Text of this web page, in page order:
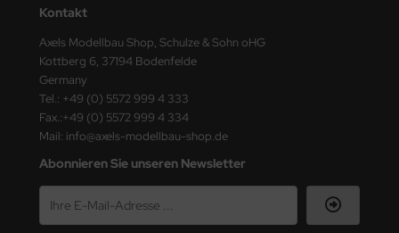
Kontakt
Axels Modellbau Shop, Schulze & Sohn oHG
Kottberg 6, 37194 Bodenfelde
Germany
Tel.: +49 (0) 5572 999 4 333
Fax.:+49 (0) 5572 999 4 334
Mail: info@axels-modellbau-shop.de
Abonnieren Sie unseren Newsletter
Model
Models